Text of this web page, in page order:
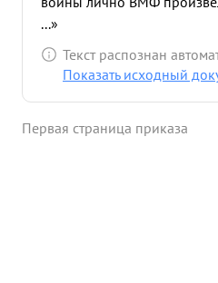
...»
Текст распознан
Показать исходный
Первая страница приказа